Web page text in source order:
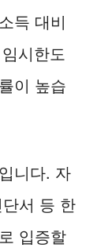
득 대비
시한도
이 높습
니다. 자
서 등 한
입증할